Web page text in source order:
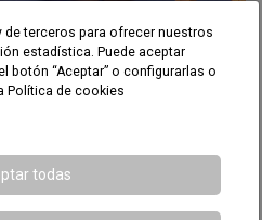
terceros para ofrecer nuestros
estadística. Puede aceptar
botón “Aceptar” o configurarlas o
Política de cookies
todas